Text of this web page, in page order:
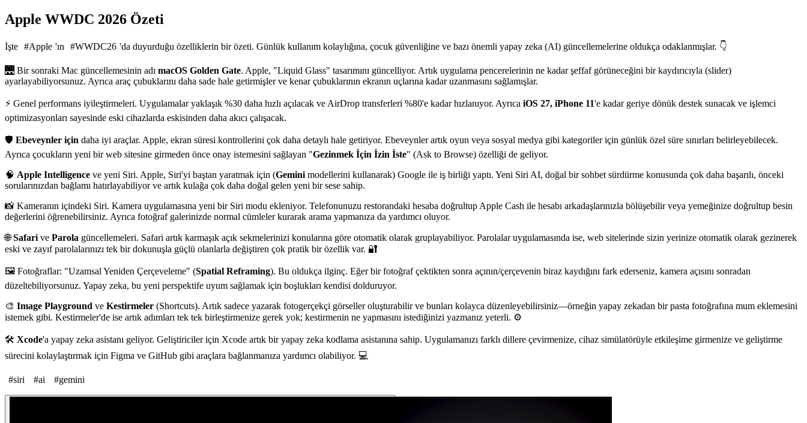
Apple WWDC 2026 Özeti
İşte #Apple 'ın #WWDC26 'da duyurduğu özelliklerin bir özeti. Günlük kullanım kolaylığına, çocuk güvenliğine ve bazı önemli yapay zeka (AI) güncellemelerine oldukça odaklanmışlar. 👇
🌉 Bir sonraki Mac güncellemesinin adı macOS Golden Gate. Apple, "Liquid Glass" tasarımını güncelliyor. Artık uygulama pencerelerinin ne kadar şeffaf görüneceğini bir kaydırıcıyla (slider)
ayarlayabiliyorsunuz. Ayrıca araç çubuklarını daha sade hale getirmişler ve kenar çubuklarının ekranın uçlarına kadar uzanmasını sağlamışlar.
⚡️ Genel performans iyileştirmeleri. Uygulamalar yaklaşık %30 daha hızlı açılacak ve AirDrop transferleri %80'e kadar hızlanıyor. Ayrıca iOS 27, iPhone 11'e kadar geriye dönük destek sunacak ve işlemci
optimizasyonları sayesinde eski cihazlarda eskisinden daha akıcı çalışacak.
🛡️ Ebeveynler için daha iyi araçlar. Apple, ekran süresi kontrollerini çok daha detaylı hale getiriyor. Ebeveynler artık oyun veya sosyal medya gibi kategoriler için günlük özel süre sınırları belirleyebilecek.
Ayrıca çocukların yeni bir web sitesine girmeden önce onay istemesini sağlayan "Gezinmek İçin İzin İste" (Ask to Browse) özelliği de geliyor.
🧠 Apple Intelligence ve yeni Siri. Apple, Siri'yi baştan yaratmak için (Gemini modellerini kullanarak) Google ile iş birliği yaptı. Yeni Siri AI, doğal bir sohbet sürdürme konusunda çok daha başarılı, önceki
sorularınızdan bağlamı hatırlayabiliyor ve artık kulağa çok daha doğal gelen yeni bir sese sahip.
📸 Kameranın içindeki Siri. Kamera uygulamasına yeni bir Siri modu ekleniyor. Telefonunuzu restorandaki hesaba doğrultup Apple Cash ile hesabı arkadaşlarınızla bölüşebilir veya yemeğinize doğrultup besin
değerlerini öğrenebilirsiniz. Ayrıca fotoğraf galerinizde normal cümleler kurarak arama yapmanıza da yardımcı oluyor.
🌐Safari ve Parola güncellemeleri. Safari artık karmaşık açık sekmelerinizi konularına göre otomatik olarak gruplayabiliyor. Parolalar uygulamasında ise, web sitelerinde sizin yerinize otomatik olarak gezinerek
eski ve zayıf parolalarınızı tek bir dokunuşla güçlü olanlarla değiştiren çok pratik bir özellik var. 🔐
🖼️ Fotoğraflar: "Uzamsal Yeniden Çerçeveleme" (Spatial Reframing). Bu oldukça ilginç. Eğer bir fotoğraf çektikten sonra açının/çerçevenin biraz kaydığını fark ederseniz, kamera açısını sonradan
düzeltebiliyorsunuz. Yapay zeka, bu yeni perspektife uyum sağlamak için boşlukları kendisi dolduruyor.
🎨 Image Playground ve Kestirmeler (Shortcuts). Artık sadece yazarak fotogerçekçi görseller oluşturabilir ve bunları kolayca düzenleyebilirsiniz—örneğin yapay zekadan bir pasta fotoğrafına mum eklemesini
istemek gibi. Kestirmeler'de ise artık adımları tek tek birleştirmenize gerek yok; kestirmenin ne yapmasını istediğinizi yazmanız yeterli. ⚙️
🛠️ Xcode'a yapay zeka asistanı geliyor. Geliştiriciler için Xcode artık bir yapay zeka kodlama asistanına sahip. Uygulamanızı farklı dillere çevirmenize, cihaz simülatörüyle etkileşime girmenize ve geliştirme
sürecini kolaylaştırmak için Figma ve GitHub gibi araçlara bağlanmanıza yardımcı olabiliyor. 💻
#siri #ai #gemini